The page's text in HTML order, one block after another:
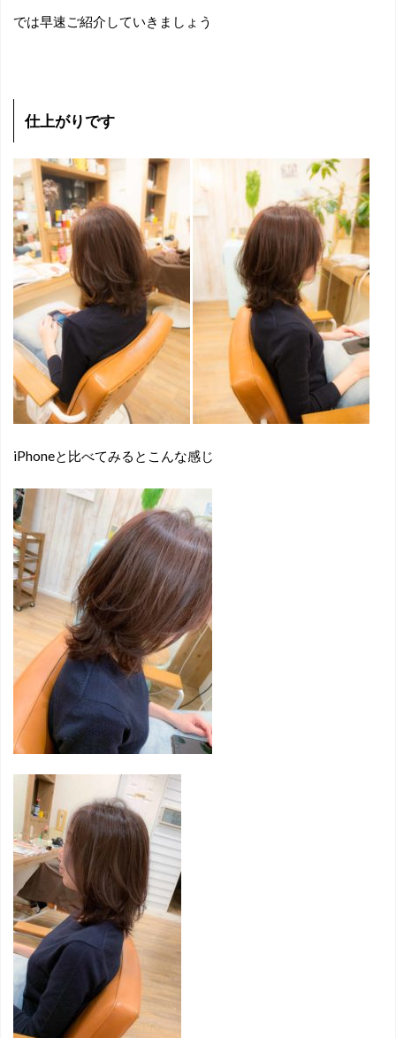
では早速ご紹介していきましょう
仕上がりです
iPhoneと比べてみるとこんな感じ